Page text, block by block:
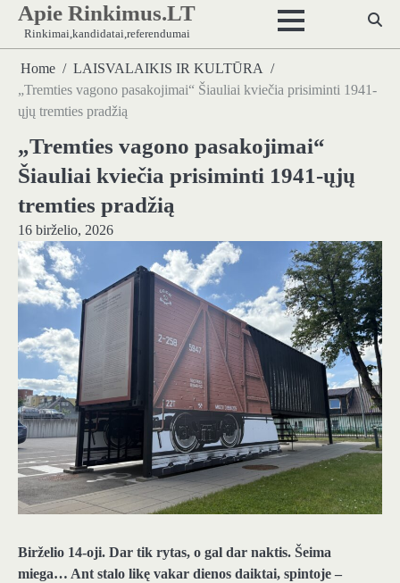
Skip
content
Apie Rinkimus.LT
Rinkimai,kandidatai,referendumai
Home
LAISVALAIKIS IR KULTŪRA
„Tremties vagono pasakojimai“ Šiauliai kviečia prisiminti 1941-
ųjų tremties pradžią
„Tremties vagono pasakojimai“
Šiauliai kviečia prisiminti 1941-ųjų
tremties pradžią
16 birželio, 2026
Birželio 14-oji. Dar tik rytas, o gal dar naktis. Šeima
miega… Ant stalo likę vakar dienos daiktai, spintoje –